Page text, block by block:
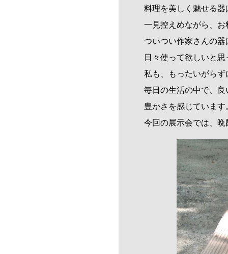
料理を美しく魅せる
一見控えめながら、
ついつい作家さんの
日々使って欲しいと
私も、もったいがら
毎日の生活の中で、
豊かさを感じていま
今回の展示会では、